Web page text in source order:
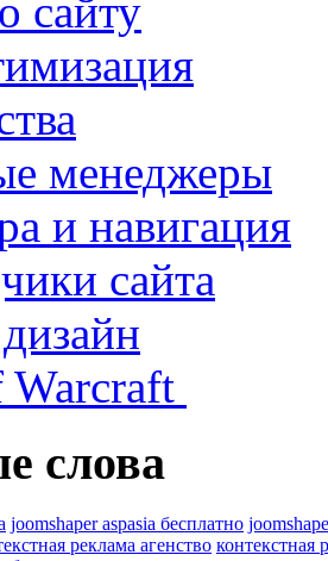
сайту
менеджеры
и навигация
сайта
слова
joomshaper aspasia бесплатно
реклама агенство контекстная